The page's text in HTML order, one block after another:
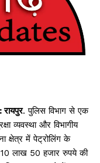
. पुलिस विभाग से एक
व्यवस्था और विभागीय
क्षेत्र में पेट्रोलिंग के
10 लाख 50 हजार रुपये की